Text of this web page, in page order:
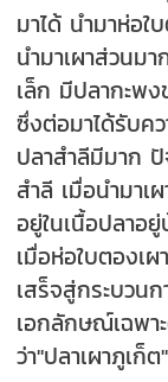
มาได้ นำมาห่อใ
นำมาเผาส่วนม
เล็ก มีปลากะพ
ซึ่งต่อมาได้รับค
ปลาสำลีมีมาก
สำลี เมื่อนำมาเ
อยู่ในเนื้อปลาอ
เมื่อห่อใบตองเ
เสร็จสู่กระบวน
เอกลักษณ์เฉพา
ว่า"ปลาเผาภูเก็ต"